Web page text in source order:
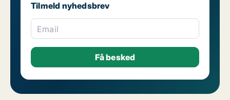
Tilmeld nyhedsbrev
Email